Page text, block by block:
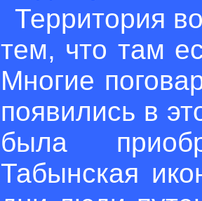
Территория
тем, что там
Многие
появились в
была
Табынская